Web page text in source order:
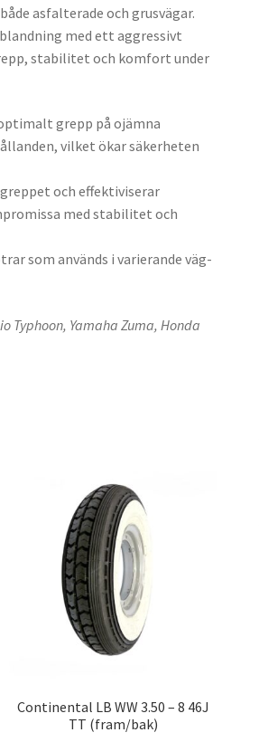
asfalterade och grusvägar.
med ett aggressivt
stabilitet och komfort under
grepp på ojämna
vilket ökar säkerheten
och effektiviserar
med stabilitet och
som används i varierande väg-
Typhoon, Yamaha Zuma, Honda
Continental LB WW 3.50 – 8 46J
TT (fram/bak)